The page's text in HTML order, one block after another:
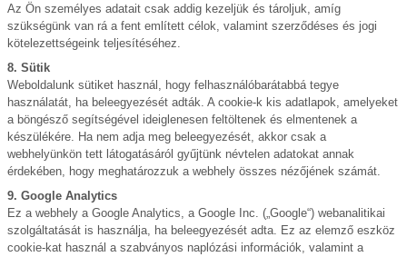
Az Ön személyes adatait csak addig kezeljük és tároljuk, amíg
szükségünk van rá a fent említett célok, valamint szerződéses és jogi
kötelezettségeink teljesítéséhez.
8. Sütik
Weboldalunk sütiket használ, hogy felhasználóbarátabbá tegye
használatát, ha beleegyezését adták. A cookie-k kis adatlapok, amelyeket
a böngésző segítségével ideiglenesen feltöltenek és elmentenek a
készülékére. Ha nem adja meg beleegyezését, akkor csak a
webhelyünkön tett látogatásáról gyűjtünk névtelen adatokat annak
érdekében, hogy meghatározzuk a webhely összes nézőjének számát.
9. Google Analytics
Ez a webhely a Google Analytics, a Google Inc. („Google“) webanalitikai
szolgáltatását is használja, ha beleegyezését adta. Ez az elemző eszköz
cookie-kat használ a szabványos naplózási információk, valamint a